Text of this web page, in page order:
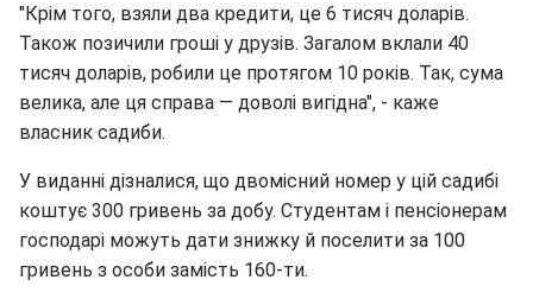
"Крім того, взяли два кредити, це 6 тисяч доларів.
Також позичили гроші у друзів. Загалом вклали 40
тисяч доларів, робили це протягом 10 років. Так, сума
велика, але ця справа — доволі вигідна", - каже
власник садиби.
У виданні дізналися, що двомісний номер у цій садибі
коштує 300 гривень за добу. Студентам і пенсіонерам
господарі можуть дати знижку й поселити за 100
гривень з особи замість 160-ти.